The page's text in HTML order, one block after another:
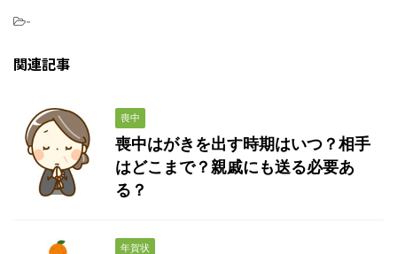
-
関連記事
喪中
喪中はがきを出す時期はいつ？相手
はどこまで？親戚にも送る必要あ
る？
年賀状